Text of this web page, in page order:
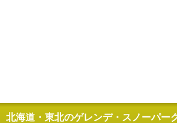
北海道・東北のゲレンデ・スノーパー